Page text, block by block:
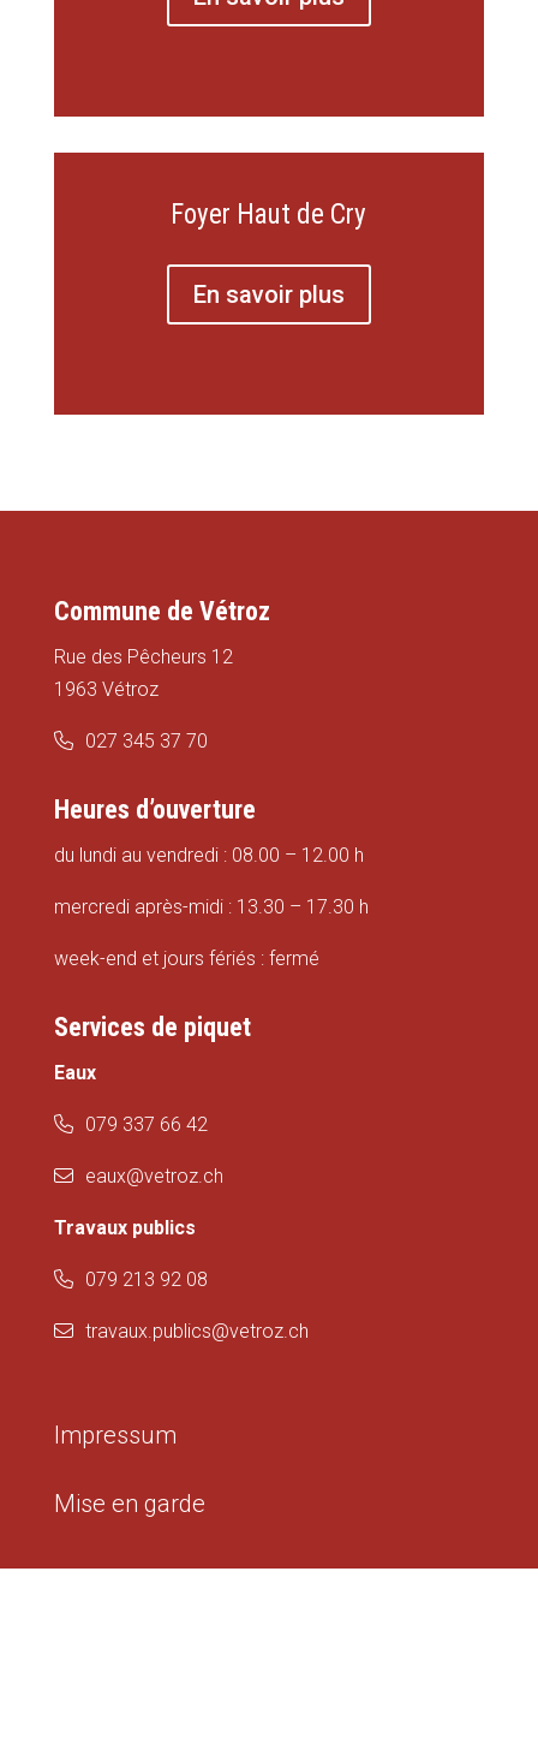
Foyer Haut de Cry
En savoir plus
Commune de Vétroz
Rue des Pêcheurs 12
1963 Vétroz
027 345 37 70
Heures d’ouverture
du lundi au vendredi : 08.00 – 12.00 h
mercredi après-midi : 13.30 – 17.30 h
week-end et jours fériés : fermé
Services de piquet
Eaux
079 337 66 42
eaux@vetroz.ch
Travaux publics
079 213 92 08
travaux.publics@vetroz.ch
Impressum
Mise en garde